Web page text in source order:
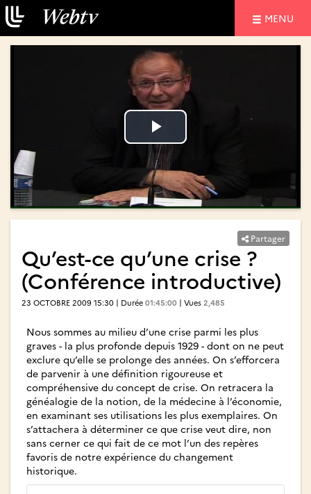
MENU
Lire
la
vidéo
Lire
la
vidéo
Partager
Qu’est-ce qu’une crise ?
(Conférence introductive)
23 OCTOBRE 2009 15:30 | Durée 01:45:00 | Vues 2,485
Nous sommes au milieu d’une crise parmi les plus
graves - la plus profonde depuis 1929 - dont on ne peut
exclure qu’elle se prolonge des années. On s’efforcera
de parvenir à une définition rigoureuse et
compréhensive du concept de crise. On retracera la
généalogie de la notion, de la médecine à l’économie,
en examinant ses utilisations les plus exemplaires. On
s’attachera à déterminer ce que crise veut dire, non
sans cerner ce qui fait de ce mot l’un des repères
favoris de notre expérience du changement
historique.